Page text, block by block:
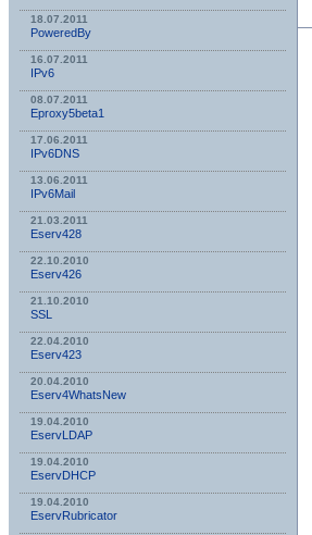
18.07.2011
PoweredBy
16.07.2011
IPv6
08.07.2011
Eproxy5beta1
17.06.2011
IPv6DNS
13.06.2011
IPv6Mail
21.03.2011
Eserv428
22.10.2010
Eserv426
21.10.2010
SSL
22.04.2010
Eserv423
20.04.2010
Eserv4WhatsNew
19.04.2010
EservLDAP
19.04.2010
EservDHCP
19.04.2010
EservRubricator